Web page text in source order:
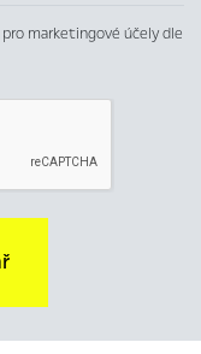
marketingové účely dle